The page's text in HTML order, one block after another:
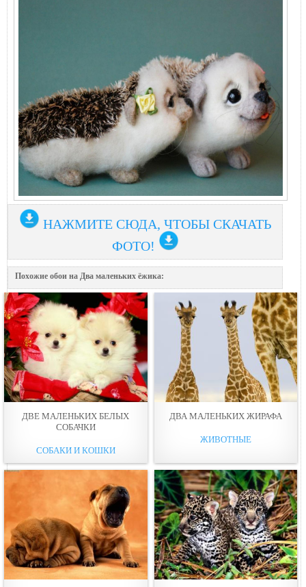
НАЖМИТЕ СЮДА, ЧТОБЫ СКАЧАТЬ
ФОТО!
Похожие обои на Два маленьких ёжика:
ДВЕ МАЛЕНЬКИХ БЕЛЫХ
СОБАЧКИ
СОБАКИ И КОШКИ
ДВА МАЛЕНЬКИХ ЖИРАФА
ЖИВОТНЫЕ